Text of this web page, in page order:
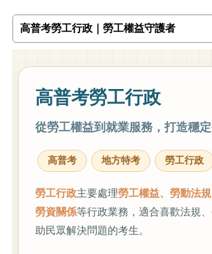
高普考勞工行政｜勞工權益守護者
高普考勞工行政
從勞工權益到就業服務，打造穩定
高普考 地方特考 勞工行政
勞工行政主要處理勞工權益、勞動法
勞資關係等行政業務，適合喜歡法規
助民眾解決問題的考生。